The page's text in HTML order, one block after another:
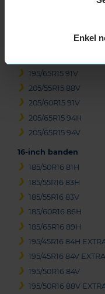
Enkel
195/65R15 91H
195/65R15 91V
205/55R15 88V
205/60R15 91V
205/65R15 94H
205/65R15 94V
16-inch banden
185/50R16 81H
185/55R16 83H
185/55R16 83V
185/60R16 86H
185/65R16 89H
195/45R16 84H
195/45R16 84V
195/50R16 84V
195/50R16 88V